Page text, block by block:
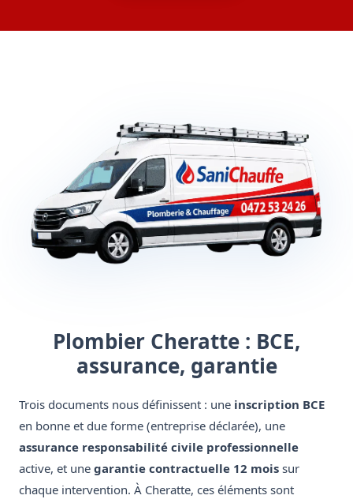
Plombier Cheratte : BCE,
assurance, garantie
Trois documents nous définissent : une inscription BCE
en bonne et due forme (entreprise déclarée), une
assurance responsabilité civile professionnelle
active, et une garantie contractuelle 12 mois sur
chaque intervention. À Cheratte, ces éléments sont